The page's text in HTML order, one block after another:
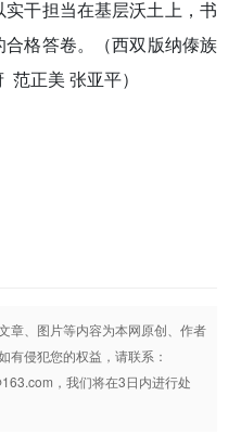
干担当在基层沃土上，书
格答卷。
（西双版纳傣族
正美 张亚平）
章、图片等内容为本网原创、作者
有侵犯您的权益，请联系：
，我们将在3日内进行处